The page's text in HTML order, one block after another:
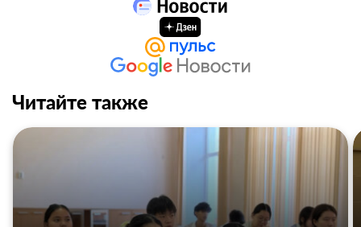
Читайте также